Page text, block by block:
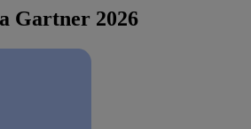
Gartner 2026